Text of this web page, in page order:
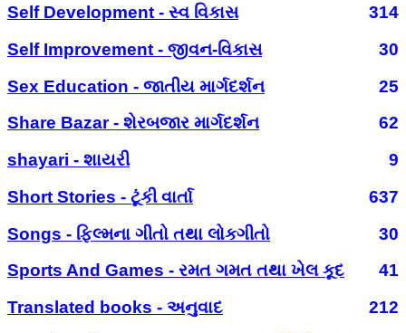
Self Development - સ્વ વિકાસ
314
Self Improvement - જીવન-વિકાસ
30
Sex Education - જાતીય માર્ગદર્શન
25
Share Bazar - શેરબજાર માર્ગદર્શન
62
shayari - શાયરી
9
Short Stories - ટૂંકી વાર્તા
637
Songs - ફિલ્મના ગીતો તથા લોકગીતો
30
Sports And Games - રમત ગમત તથા ખેલ કૂદ
41
Translated books - અનુવાદ
212